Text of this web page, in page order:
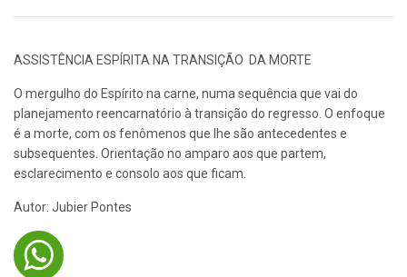
ASSISTÊNCIA ESPÍRITA NA TRANSIÇÃO DA MORTE
O mergulho do Espírito na carne, numa sequência que vai do
planejamento reencarnatório à transição do regresso. O enfoque
é a morte, com os fenômenos que lhe são antecedentes e
subsequentes. Orientação no amparo aos que partem,
esclarecimento e consolo aos que ficam.
Autor: Jubier Pontes